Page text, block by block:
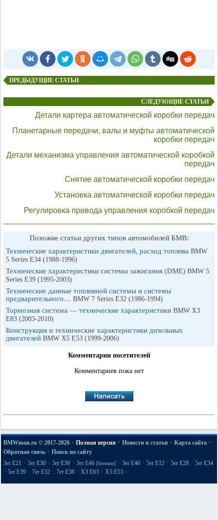
ПРЕДЫДУЩИЕ СТАТЬИ
СЛЕДУЮЩИЕ СТАТЬИ
Детали картера автоматической коробки передач
Планетарные передачи, валы и муфты автоматической
коробки передач
Детали механизма управления автоматической коробкой
передач
Снятие автоматической коробки передач
Установка автоматической коробки передач
Регулировка привода управления коробкой передач
Похожие статьи других типов автомобилей БМВ:
Технические характеристики двигателей, расход топлива BMW
5 Series E34 (1988-1996)
Технические характеристики системы зажигания (DME) BMW 5
Series E39 (1995-2003)
Технические данные топливной системы и системы
предварительного… BMW 7 Series E32 (1986-1994)
Тормозная система — технические характеристики BMW X3
E83 (2003-2010)
Конструкция и технические характеристики дизельных
двигателей BMW X5 E53 (1999-2006)
Комментарии посетителей
Комментариев пока нет
BMWman.ru © 2017-2026 · Полная версия · Новости и статьи · Карта сайта ·
Обратная связь · Поиск по сайту
3er E21 · 3er E30 · 3er E36 · 3er E46 [бензин] · 3er E46 · 5er E12 · 5er E28 · 5er E34
· 5er E39 · 7er E32 · 7er E38 · X3 E83 · X5 E53 ·